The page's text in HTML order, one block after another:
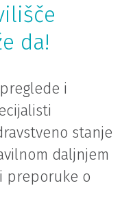
da!
i
stanje
daljnjem
preporuke o